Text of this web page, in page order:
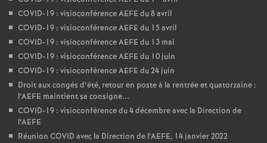
COVID-19 : visioconférence AEFE du 8 avril
COVID-19 : visioconférence AEFE du 15 avril
COVID-19 : visioconférence AEFE du 13 mai
COVID-19 : visioconférence AEFE du 10 juin
COVID-19 : visioconférence AEFE du 24 juin
Droit aux congés d’été, retour en poste à la rentrée et quatorzaine :
l’AEFE maintient sa consigne...
COVID-19 : visioconférence du 4 décembre avec la Direction de
l’AEFE
Réunion COVID avec la Direction de l’AEFE, 14 janvier 2022